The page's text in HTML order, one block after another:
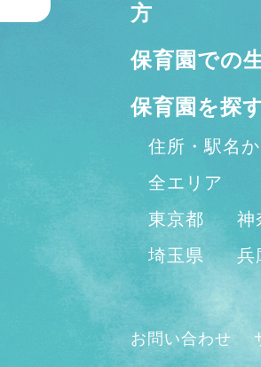
方
保育園での
保育園を探
住所・駅名
全エリア
東京都
神
埼玉県
兵
お問い合わせ